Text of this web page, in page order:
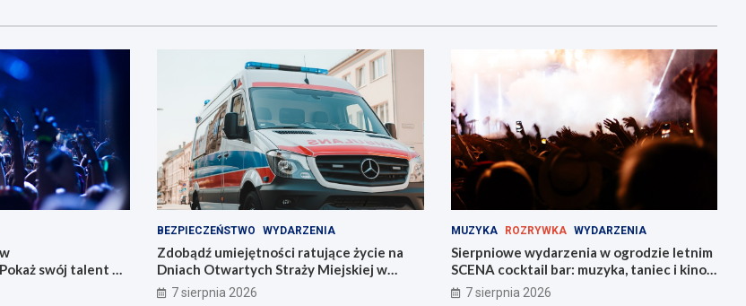
swój talent w
BEZPIECZEŃSTWO WYDARZENIA
Zdobądź umiejętności ratujące życie na
Dniach Otwartych Straży Miejskiej w
Zabrzu
7 sierpnia 2026
MUZYKA ROZRYWKA WYDARZENIA
Sierpniowe wydarzenia w ogrodzie letnim
SCENA cocktail bar: muzyka, taniec i kino
na świeżym powietrzu
7 sierpnia 2026